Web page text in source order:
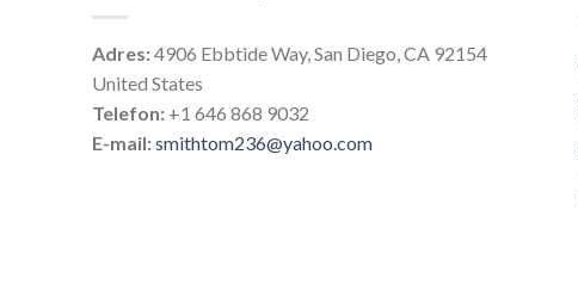
Adres:4906 Ebbtide Way, San Diego, CA 92154
United States
Telefon: +1 646 868 9032
E-mail:smithtom236@yahoo.com